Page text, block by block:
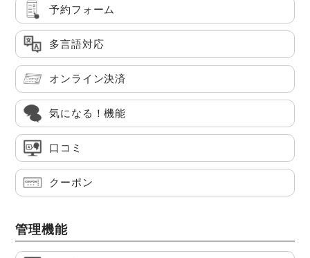
予約フォーム
多言語対応
オンライン決済
気になる！機能
口コミ
クーポン
管理機能